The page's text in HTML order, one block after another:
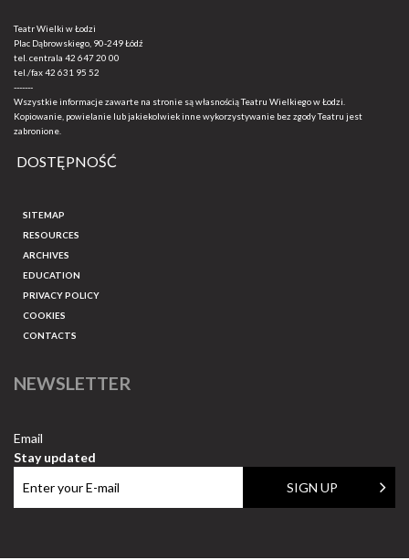
Teatr Wielki w Łodzi
Plac Dąbrowskiego, 90-249 Łódź
tel. centrala 42 647 20 00
tel./fax42 631 95 52
-------
Wszystkie informacje zawarte na stronie są własnością Teatru Wielkiego w Łodzi.
Kopiowanie, powielanie lub jakiekolwiek inne wykorzystywanie bez zgody Teatru jest
zabronione.
DOSTĘPNOŚĆ
SITEMAP
RESOURCES
ARCHIVES
EDUCATION
PRIVACY POLICY
COOKIES
CONTACTS
NEWSLETTER
Email
Stay updated